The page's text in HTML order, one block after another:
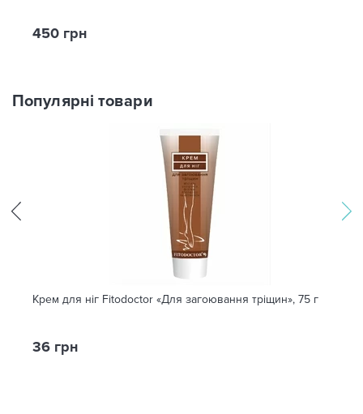
450 грн
Популярні товари
Крем для ніг Fitodoctor «Для загоювання тріщин», 75 г
36 грн